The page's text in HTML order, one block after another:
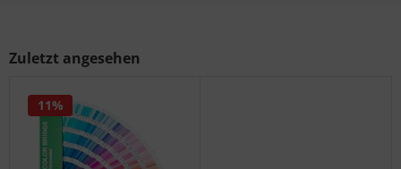
Zuletzt angesehen
11%